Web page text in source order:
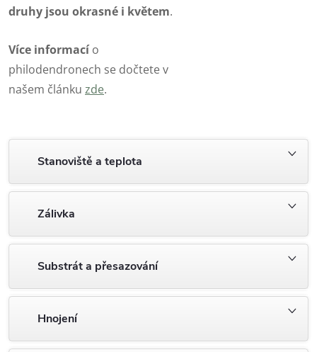
druhy jsou okrasné i květem.
Více informacío
philodendronech se dočtete v
našem článku zde.
Stanoviště a teplota
Zálivka
Substrát a přesazování
Hnojení